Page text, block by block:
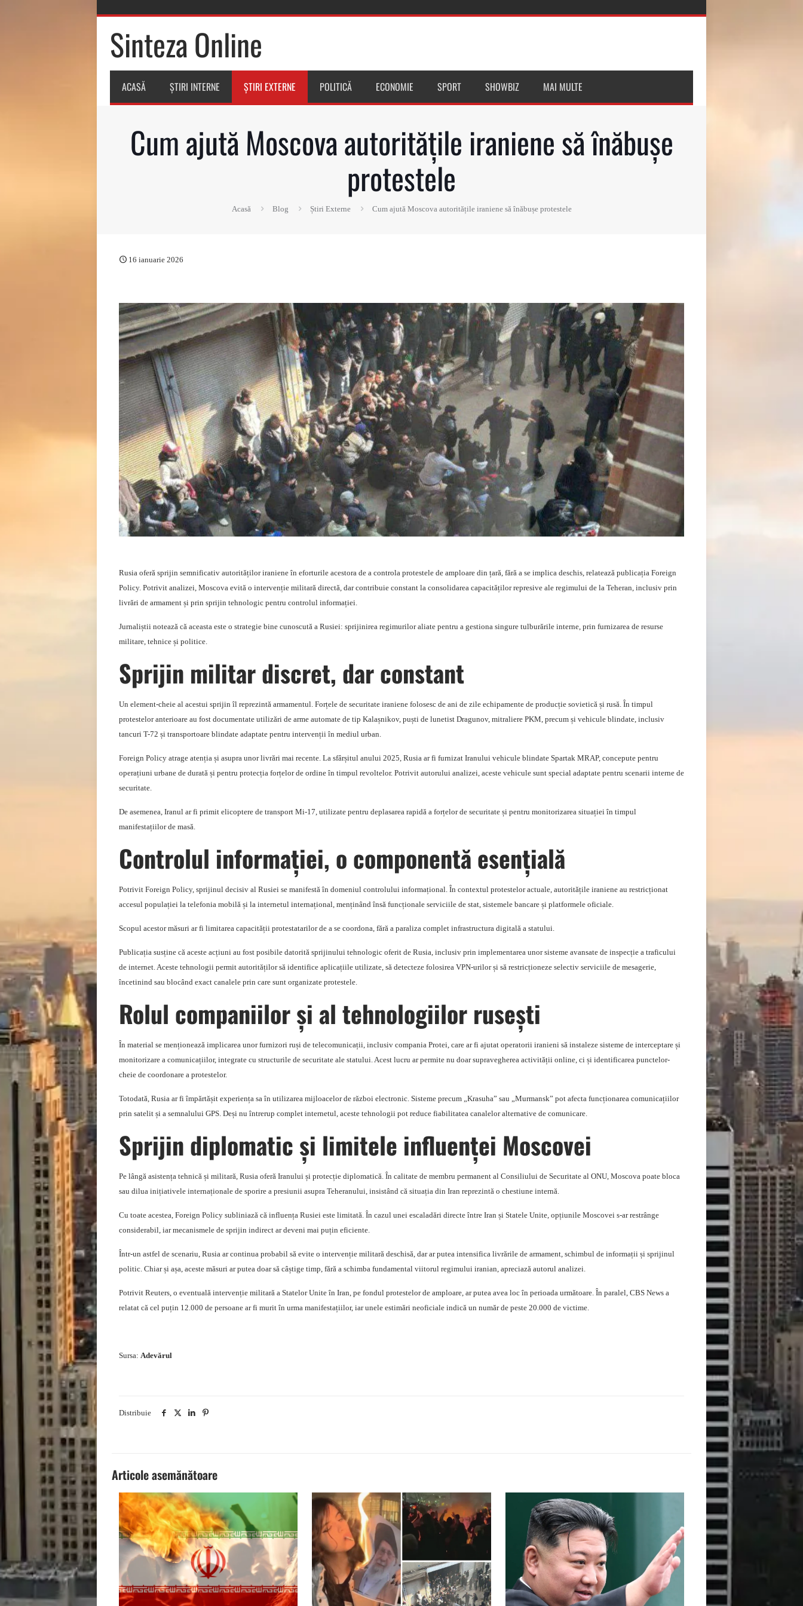
Sinteza Online
ACASĂ ȘTIRI INTERNE ȘTIRI EXTERNE POLITICĂ ECONOMIE SPORT SHOWBIZ MAI MULTE
Cum ajută Moscova autoritățile iraniene să înăbușe
protestele
Acasă Blog Știri Externe Cum ajută Moscova autoritățile iraniene să înăbușe protestele
16 ianuarie 2026
Rusia oferă sprijin semnificativ autorităților iraniene în eforturile acestora de a controla protestele de amploare din țară, fără a se implica deschis, relatează publicația Foreign
Policy. Potrivit analizei, Moscova evită o intervenție militară directă, dar contribuie constant la consolidarea capacităților represive ale regimului de la Teheran, inclusiv prin
livrări de armament și prin sprijin tehnologic pentru controlul informației.
Jurnaliștii notează că aceasta este o strategie bine cunoscută a Rusiei: sprijinirea regimurilor aliate pentru a gestiona singure tulburările interne, prin furnizarea de resurse
militare, tehnice și politice.
Sprijin militar discret, dar constant
Un element-cheie al acestui sprijin îl reprezintă armamentul. Forțele de securitate iraniene folosesc de ani de zile echipamente de producție sovietică și rusă. În timpul
protestelor anterioare au fost documentate utilizări de arme automate de tip Kalașnikov, puști de lunetist Dragunov, mitraliere PKM, precum și vehicule blindate, inclusiv
tancuri T-72 și transportoare blindate adaptate pentru intervenții în mediul urban.
Foreign Policy atrage atenția și asupra unor livrări mai recente. La sfârșitul anului 2025, Rusia ar fi furnizat Iranului vehicule blindate Spartak MRAP, concepute pentru
operațiuni urbane de durată și pentru protecția forțelor de ordine în timpul revoltelor. Potrivit autorului analizei, aceste vehicule sunt special adaptate pentru scenarii interne de
securitate.
De asemenea, Iranul ar fi primit elicoptere de transport Mi-17, utilizate pentru deplasarea rapidă a forțelor de securitate și pentru monitorizarea situației în timpul
manifestațiilor de masă.
Controlul informației, o componentă esențială
Potrivit Foreign Policy, sprijinul decisiv al Rusiei se manifestă în domeniul controlului informațional. În contextul protestelor actuale, autoritățile iraniene au restricționat
accesul populației la telefonia mobilă și la internetul internațional, menținând însă funcționale serviciile de stat, sistemele bancare și platformele oficiale.
Scopul acestor măsuri ar fi limitarea capacității protestatarilor de a se coordona, fără a paraliza complet infrastructura digitală a statului.
Publicația susține că aceste acțiuni au fost posibile datorită sprijinului tehnologic oferit de Rusia, inclusiv prin implementarea unor sisteme avansate de inspecție a traficului
de internet. Aceste tehnologii permit autorităților să identifice aplicațiile utilizate, să detecteze folosirea VPN-urilor și să restricționeze selectiv serviciile de mesagerie,
încetinind sau blocând exact canalele prin care sunt organizate protestele.
Rolul companiilor și al tehnologiilor rusești
În material se menționează implicarea unor furnizori ruși de telecomunicații, inclusiv compania Protei, care ar fi ajutat operatorii iranieni să instaleze sisteme de interceptare și
monitorizare a comunicațiilor, integrate cu structurile de securitate ale statului. Acest lucru ar permite nu doar supravegherea activității online, ci și identificarea punctelor-
cheie de coordonare a protestelor.
Totodată, Rusia ar fi împărtășit experiența sa în utilizarea mijloacelor de război electronic. Sisteme precum „Krasuha” sau „Murmansk” pot afecta funcționarea comunicațiilor
prin satelit și a semnalului GPS. Deși nu întrerup complet internetul, aceste tehnologii pot reduce fiabilitatea canalelor alternative de comunicare.
Sprijin diplomatic și limitele influenței Moscovei
Pe lângă asistența tehnică și militară, Rusia oferă Iranului și protecție diplomatică. În calitate de membru permanent al Consiliului de Securitate al ONU, Moscova poate bloca
sau dilua inițiativele internaționale de sporire a presiunii asupra Teheranului, insistând că situația din Iran reprezintă o chestiune internă.
Cu toate acestea, Foreign Policy subliniază că influența Rusiei este limitată. În cazul unei escaladări directe între Iran și Statele Unite, opțiunile Moscovei s-ar restrânge
considerabil, iar mecanismele de sprijin indirect ar deveni mai puțin eficiente.
Într-un astfel de scenariu, Rusia ar continua probabil să evite o intervenție militară deschisă, dar ar putea intensifica livrările de armament, schimbul de informații și sprijinul
politic. Chiar și așa, aceste măsuri ar putea doar să câștige timp, fără a schimba fundamental viitorul regimului iranian, apreciază autorul analizei.
Potrivit Reuters, o eventuală intervenție militară a Statelor Unite în Iran, pe fondul protestelor de amploare, ar putea avea loc în perioada următoare. În paralel, CBS News a
relatat că cel puțin 12.000 de persoane ar fi murit în urma manifestațiilor, iar unele estimări neoficiale indică un număr de peste 20.000 de victime.
Sursa: Adevărul
Distribuie
Articole asemănătoare